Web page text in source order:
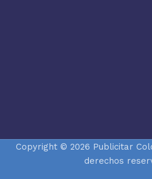
Copyright © 2026 Publicitar
derechos